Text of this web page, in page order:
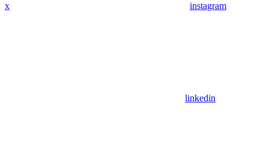
x instagram
linkedin